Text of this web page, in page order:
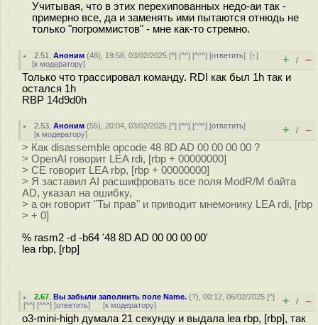
Учитывая, что в этих перехипованных недо-аи так -
примерно все, да и заменять ими пытаются отнюдь не
только "погроммистов" - мне как-то стремно.
2.51 ,Аноним (48), 19:58, 03/02/2025 [^] [^^] [^^^] [ответить][↑]
[к модератору] + / –
Только что трассировал команду. RDI как был 1h так и
остался 1h
RBP 14d9d0h
2.53 ,Аноним (55), 20:04, 03/02/2025 [^] [^^] [^^^] [ответить]
[к модератору] + / –
> Как disassemble opcode 48 8D AD 00 00 00 00 ?
> OpenAI говорит LEA rdi, [rbp + 00000000]
> CE говорит LEA rbp, [rbp + 00000000]
> Я заставил AI расшифровать все поля ModR/M байта
AD, указал на ошибку,
> а он говорит "Ты прав" и приводит мнемонику LEA rdi, [rbp
> + 0]
% rasm2 -d -b64 '48 8D AD 00 00 00 00'
lea rbp, [rbp]
2.67 ,Вы забыли заполнить поле Name. (?), 00:12, 06/02/2025 [^]
[^^] [^^^] [ответить] [к модератору] + / –
o3-mini-high думала 21 секунду и выдала lea rbp, [rbp], так